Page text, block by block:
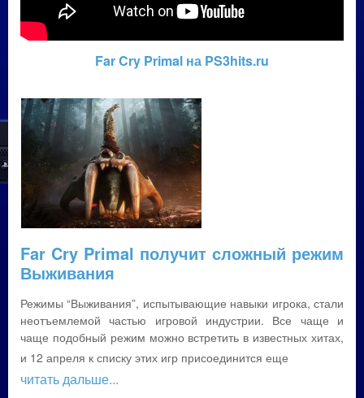
Far Cry Primal на PS3hits.ru
Far Cry Primal получит сложный режим
Выживания
Режимы “Выживания”, испытывающие навыки игрока, стали
неотъемлемой частью игровой индустрии. Все чаще и
чаще подобный режим можно встретить в известных хитах,
и 12 апреля к списку этих игр присоединится еще
читать дальше...